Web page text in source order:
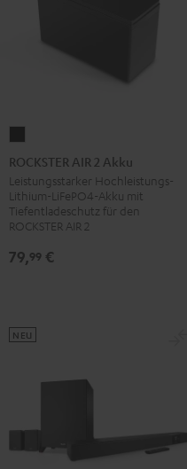
AIR
2
Akku
Schwarz
ROCKSTER AIR 2 Akku
Leistungsstarker Hochleistungs-
Lithium-LiFePO4-Akku mit
Tiefentladeschutz für den
ROCKSTER AIR 2
79,99 €
NEU